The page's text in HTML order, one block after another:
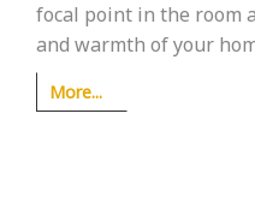
focal point in the room
and warmth of your
More...